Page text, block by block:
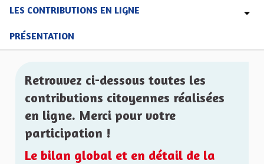
LES CONTRIBUTIONS EN LIGNE
PRÉSENTATION
Retrouvez ci-dessous toutes les
contributions citoyennes réalisées
en ligne. Merci pour votre
participation !
Le bilan global et en détail de la